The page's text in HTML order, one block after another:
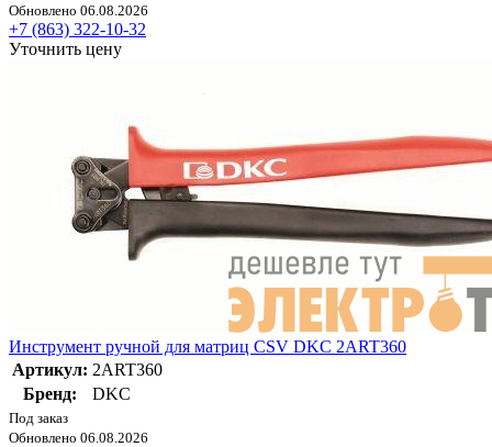
Обновлено 06.08.2026
+7 (863) 322-10-32
Уточнить цену
Инструмент ручной для матриц CSV DKC 2ART360
Артикул: 2ART360
Бренд:
DKC
Под заказ
Обновлено 06.08.2026